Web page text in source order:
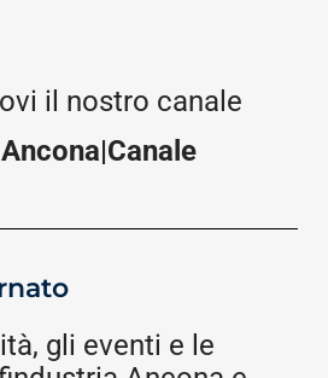
il nostro canale
gli eventi e le